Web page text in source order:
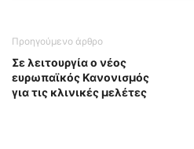
Προηγούμενο άρθρο
Σε λειτουργία ο νέος
ευρωπαϊκός Κανονισμός
για τις κλινικές μελέτες